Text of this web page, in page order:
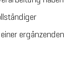
ergänzenden